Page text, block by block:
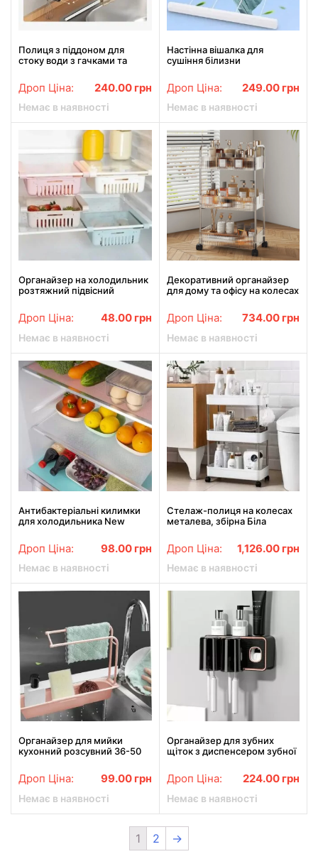
Полиця з піддоном для
стоку води з гачками та
Дроп Ціна: 240.00 грн
Немає в наявності
Настінна вішалка для
сушіння білизни
гачками
Дроп Ціна: 249.00 грн
Немає в наявності
Органайзер на холодильник
розтяжний підвісний
холодильника
Дроп Ціна: 48.00 грн
Немає в наявності
Декоративний органайзер
для дому та офісу на колесах
Дроп Ціна: 734.00 грн
Немає в наявності
Антибактеріальні килимки
для холодильника New
килимки для холодильника.
Дроп Ціна: 98.00 грн
Немає в наявності
Стелаж-полиця на колесах
металева, збірна Біла
Дроп Ціна: 1,126.00 грн
Немає в наявності
Органайзер для мийки
кухонний розсувний 36-50
Дроп Ціна: 99.00 грн
Немає в наявності
Органайзер для зубних
щіток з диспенсером зубної
Дроп Ціна: 224.00 грн
Немає в наявності
1 2 →